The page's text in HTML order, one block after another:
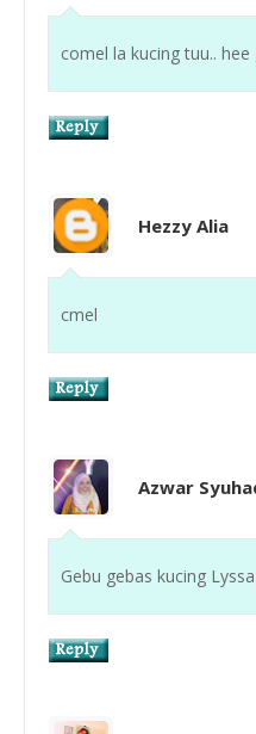
comel la kucing tuu..
Hezzy Alia
cmel
Azwar
Gebu gebas kucing